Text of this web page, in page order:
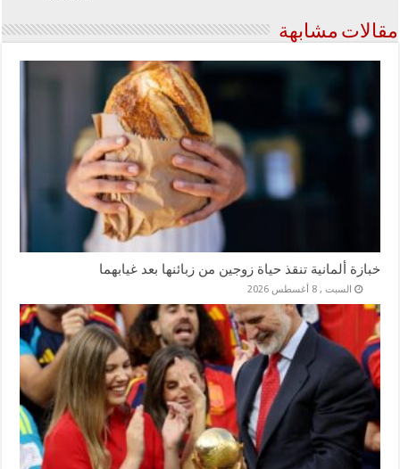
مقالات مشابهة
خبازة ألمانية تنقذ حياة زوجين من زبائنها بعد غيابهما
السبت , 8 أغسطس 2026